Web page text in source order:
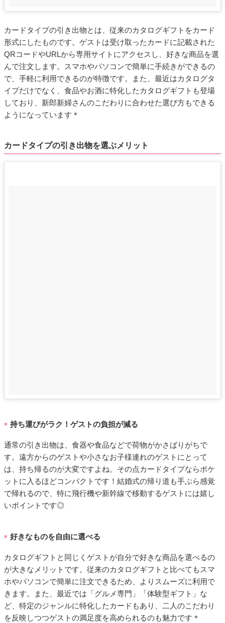
カードタイプの引き出物とは、従来のカタログギフトをカード
形式にしたものです。ゲストは受け取ったカードに記載された
QRコードやURLから専用サイトにアクセスし、好きな商品を選
んで注文します。スマホやパソコンで簡単に手続きができるの
で、手軽に利用できるのが特徴です。また、最近はカタログタ
イプだけでなく、食品やお酒に特化したカタログギフトも登場
しており、新郎新婦さんのこだわりに合わせた選び方もできる
ようになっています＊
カードタイプの引き出物を選ぶメリット
■ 持ち運びがラク！ゲストの負担が減る
通常の引き出物は、食器や食品などで荷物がかさばりがちで
す。遠方からのゲストや小さなお子様連れのゲストにとって
は、持ち帰るのが大変ですよね。その点カードタイプならポケ
ットに入るほどコンパクトです！結婚式の帰り道も手ぶら感覚
で帰れるので、特に飛行機や新幹線で移動するゲストには嬉し
いポイントです◎
■ 好きなものを自由に選べる
カタログギフトと同じくゲストが自分で好きな商品を選べるの
が大きなメリットです。従来のカタログギフトと比べてもスマ
ホやパソコンで簡単に注文できるため、よりスムーズに利用で
きます。また、最近では「グルメ専門」「体験型ギフト」な
ど、特定のジャンルに特化したカードもあり、二人のこだわり
を反映しつつゲストの満足度を高められるのも魅力です＊